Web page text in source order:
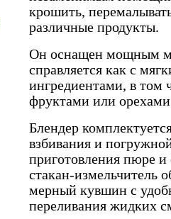
крошить,
различные продукты.
Он оснащен мощным
справляется как с
ингредиентами, в
фруктами или
Блендер
взбивания и
приготовления пюре
стакан-измельчитель
мерный кувшин с
переливания жидких